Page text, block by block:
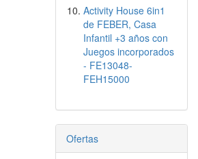
Activity House 6in1
de FEBER, Casa
Infantil +3 años con
Juegos incorporados
- FE13048-
FEH15000
Ofertas